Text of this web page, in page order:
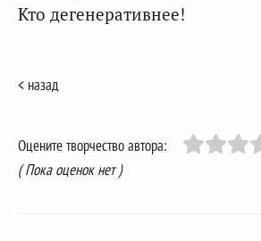
Кто дегенеративнее!
< назад
Оцените творчество автора:
( Пока оценок нет )